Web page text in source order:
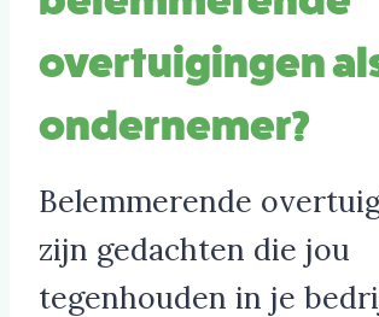
overtuigingen
ondernemer?
Belemmerende
zijn gedachten die jou
tegenhouden in je